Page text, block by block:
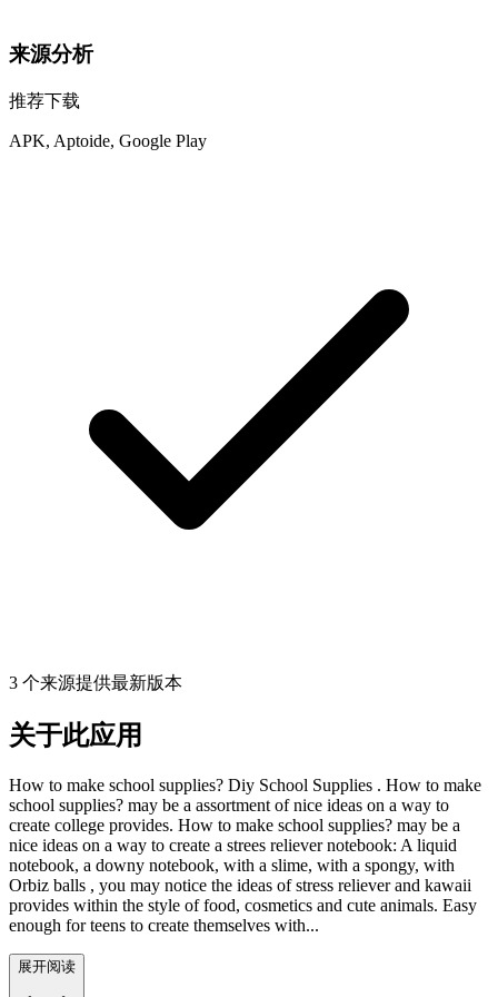
来源分析
推荐下载
APK, Aptoide, Google Play
3 个来源提供最新版本
关于此应用
How to make school supplies? Diy School Supplies . How to make
school supplies? may be a assortment of nice ideas on a way to
create college provides. How to make school supplies? may be a
nice ideas on a way to create a strees reliever notebook: A liquid
notebook, a downy notebook, with a slime, with a spongy, with
Orbiz balls , you may notice the ideas of stress reliever and kawaii
provides within the style of food, cosmetics and cute animals. Easy
enough for teens to create themselves with...
展开阅读